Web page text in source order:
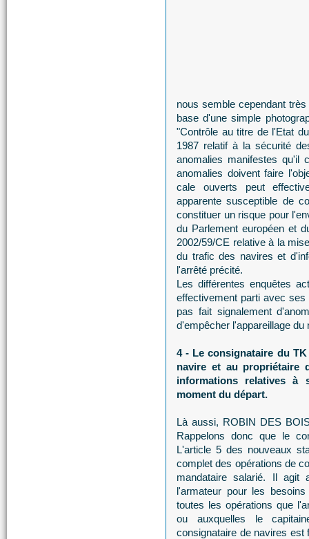
nous semble cependant
base d'une simple
"Contrôle au titre de l'Etat
1987 relatif à la sécurité
anomalies manifestes qu'il
anomalies doivent faire
cale ouverts peut
apparente susceptible de
constituer un risque pour
du Parlement européen et
2002/59/CE relative à la
du trafic des navires et
l'arrêté précité.
Les différentes enquêtes
effectivement parti avec
pas fait signalement
d'empêcher l'appareillage du
4 - Le consignataire du
navire et au propriétaire
informations relatives à
moment du départ.
Là aussi, ROBIN DES
Rappelons donc que le
L'article 5 des nouveaux
complet des opérations de
mandataire salarié. Il
l'armateur pour les
toutes les opérations que
ou auxquelles le
consignataire de navires est